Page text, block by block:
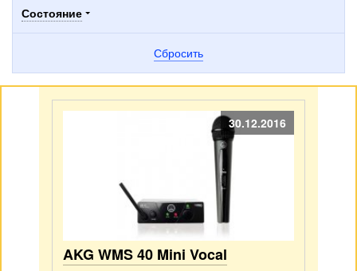
Состояние
Сбросить
30.12.2016
AKG WMS 40 Mini Vocal